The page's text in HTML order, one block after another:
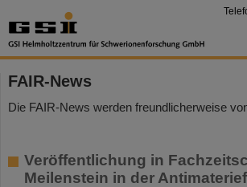
FAIR-News
Die FAIR-News werden freundlicherweise
Veröffentlichung in
Meilenstein in der